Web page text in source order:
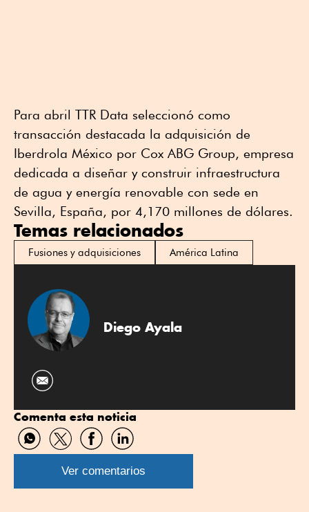
Para abril TTR Data seleccionó como
transacción destacada la adquisición de
Iberdrola México por Cox ABG Group, empresa
dedicada a diseñar y construir infraestructura
de agua y energía renovable con sede en
Sevilla, España, por 4,170 millones de dólares.
Temas relacionados
Fusiones y adquisiciones América Latina
Diego Ayala
Comenta esta noticia
Compartir
por
WhatsApp
Compartir
por
Twitter
Compartir
por
Facebook
Compartir
por
Linkedin
Ver comentarios